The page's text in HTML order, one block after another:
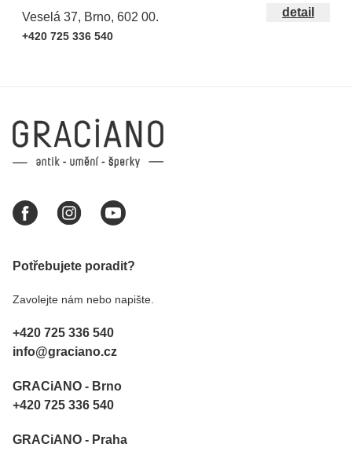
Veselá 37, Brno, 602 00.
+420 725 336 540
detail
Potřebujete poradit?
Zavolejte nám nebo napište.
+420 725 336 540
info@graciano.cz
GRACiANO - Brno
+420 725 336 540
GRACiANO - Praha